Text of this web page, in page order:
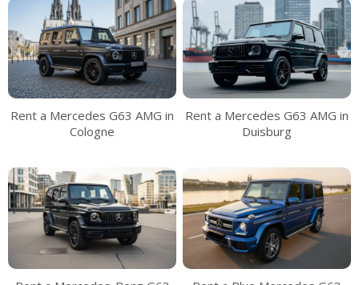
Rent a Mercedes G63 AMG in
Cologne
Rent a Mercedes G63 AMG in
Duisburg